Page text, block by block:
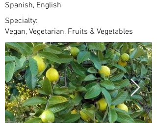
Spanish, English
Specialty:
Vegan, Vegetarian, Fruits & Vegetables